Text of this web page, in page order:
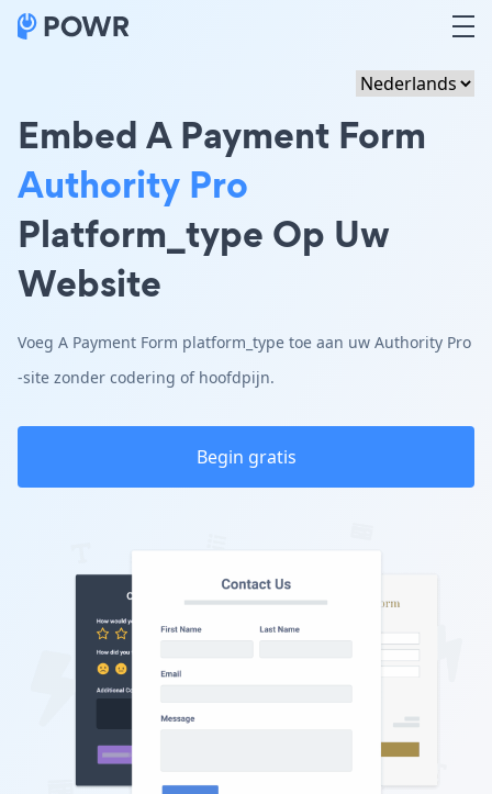
Embed A Payment Form
Authority Pro
Platform_type Op Uw
Website
Voeg A Payment Form platform_type toe aan uw Authority Pro
-site zonder codering of hoofdpijn.
Begin gratis